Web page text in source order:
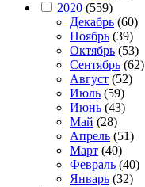
2020 (559)
Декабрь (60)
Ноябрь (39)
Октябрь (53)
Сентябрь (62)
Август (52)
Июль (59)
Июнь (43)
Май (28)
Апрель (51)
Март (40)
Февраль (40)
Январь (32)